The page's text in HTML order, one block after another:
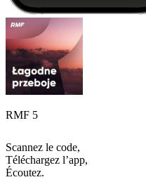
RMF 5
Scannez le code,
Téléchargez l’app,
Écoutez.